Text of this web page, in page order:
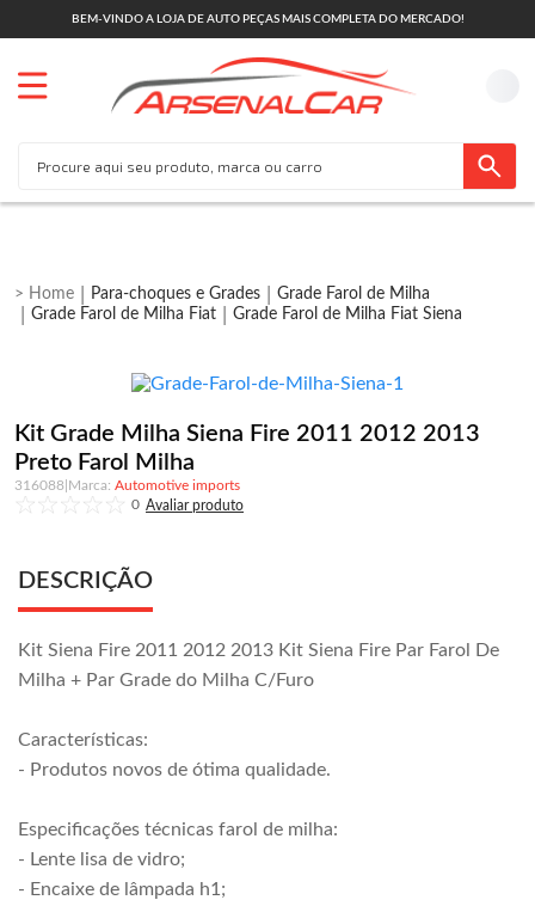
BEM-VINDO A LOJA DE AUTO PEÇAS MAIS COMPLETA DO MERCADO!
Para-choques e Grades
Grade Farol de Milha
Grade Farol de Milha Fiat
Grade Farol de Milha Fiat Siena
Kit Grade Milha Siena Fire 2011 2012 2013
Preto Farol Milha
316088
Automotive imports
0
DESCRIÇÃO
Kit Siena Fire 2011 2012 2013 Kit Siena Fire Par Farol De
Milha + Par Grade do Milha C/Furo
Características:
- Produtos novos de ótima qualidade.
Especificações técnicas farol de milha:
- Lente lisa de vidro;
- Encaixe de lâmpada h1;